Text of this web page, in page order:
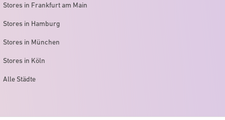
Stores in Frankfurt am Main
Stores in Hamburg
Stores in München
Stores in Köln
Alle Städte